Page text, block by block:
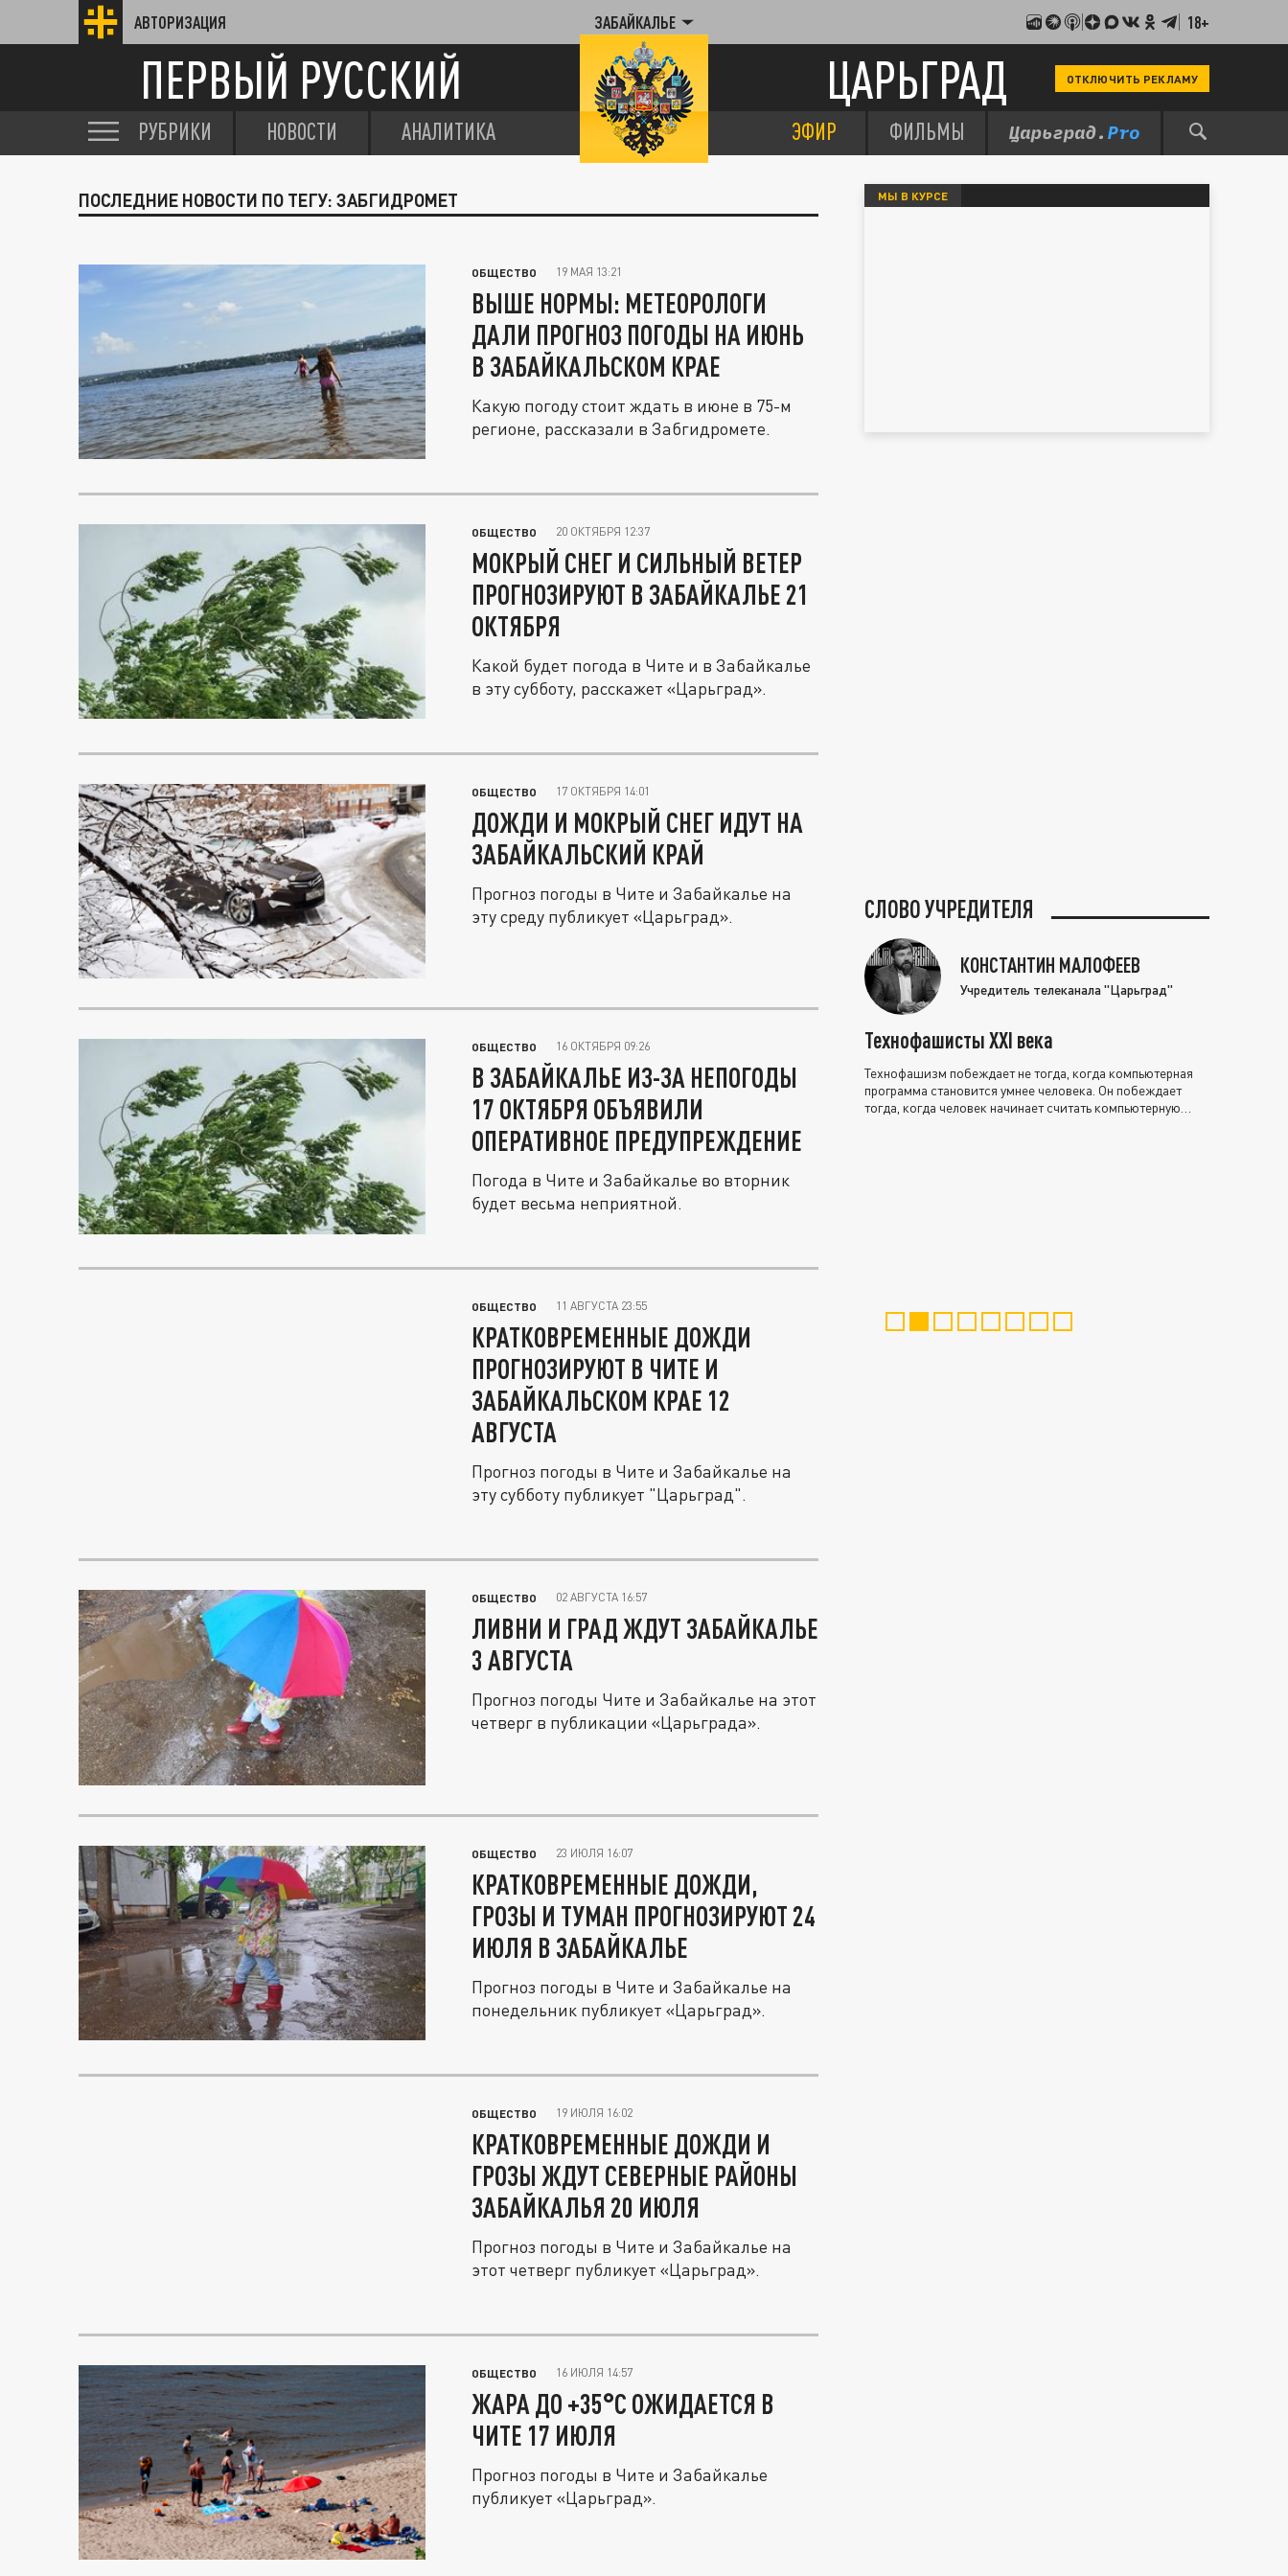
АВТОРИЗАЦИЯ ЗАБАЙКАЛЬЕ 18+
ПЕРВЫЙ РУССКИЙ ЦАРЬГРАД ОТКЛЮЧИТЬ РЕКЛАМУ
РУБРИКИ НОВОСТИ АНАЛИТИКА ЭФИР ФИЛЬМЫ
ПОСЛЕДНИЕ НОВОСТИ ПО ТЕГУ: ЗАБГИДРОМЕТ
ОБЩЕСТВО 19 МАЯ 13:21
ВЫШЕ НОРМЫ: МЕТЕОРОЛОГИ
ДАЛИ ПРОГНОЗ ПОГОДЫ НА ИЮНЬ
В ЗАБАЙКАЛЬСКОМ КРАЕ
Какую погоду стоит ждать в июне в 75-м
регионе, рассказали в Забгидромете.
ОБЩЕСТВО 20 ОКТЯБРЯ 12:37
МОКРЫЙ СНЕГ И СИЛЬНЫЙ ВЕТЕР
ПРОГНОЗИРУЮТ В ЗАБАЙКАЛЬЕ 21
ОКТЯБРЯ
Какой будет погода в Чите и в Забайкалье
в эту субботу, расскажет «Царьград».
ОБЩЕСТВО 17 ОКТЯБРЯ 14:01
ДОЖДИ И МОКРЫЙ СНЕГ ИДУТ НА
ЗАБАЙКАЛЬСКИЙ КРАЙ
Прогноз погоды в Чите и Забайкалье на
эту среду публикует «Царьград».
ОБЩЕСТВО 16 ОКТЯБРЯ 09:26
В ЗАБАЙКАЛЬЕ ИЗ-ЗА НЕПОГОДЫ
17 ОКТЯБРЯ ОБЪЯВИЛИ
ОПЕРАТИВНОЕ ПРЕДУПРЕЖДЕНИЕ
Погода в Чите и Забайкалье во вторник
будет весьма неприятной.
ОБЩЕСТВО 11 АВГУСТА 23:55
КРАТКОВРЕМЕННЫЕ ДОЖДИ
ПРОГНОЗИРУЮТ В ЧИТЕ И
ЗАБАЙКАЛЬСКОМ КРАЕ 12
АВГУСТА
Прогноз погоды в Чите и Забайкалье на
эту субботу публикует "Царьград".
ОБЩЕСТВО 02 АВГУСТА 16:57
ЛИВНИ И ГРАД ЖДУТ ЗАБАЙКАЛЬЕ
3 АВГУСТА
Прогноз погоды Чите и Забайкалье на этот
четверг в публикации «Царьграда».
ОБЩЕСТВО 23 ИЮЛЯ 16:07
КРАТКОВРЕМЕННЫЕ ДОЖДИ,
ГРОЗЫ И ТУМАН ПРОГНОЗИРУЮТ 24
ИЮЛЯ В ЗАБАЙКАЛЬЕ
Прогноз погоды в Чите и Забайкалье на
понедельник публикует «Царьград».
ОБЩЕСТВО 19 ИЮЛЯ 16:02
КРАТКОВРЕМЕННЫЕ ДОЖДИ И
ГРОЗЫ ЖДУТ СЕВЕРНЫЕ РАЙОНЫ
ЗАБАЙКАЛЬЯ 20 ИЮЛЯ
Прогноз погоды в Чите и Забайкалье на
этот четверг публикует «Царьград».
ОБЩЕСТВО 16 ИЮЛЯ 14:57
ЖАРА ДО +35°C ОЖИДАЕТСЯ В
ЧИТЕ 17 ИЮЛЯ
Прогноз погоды в Чите и Забайкалье
публикует «Царьград».
МЫ В КУРСЕ
СЛОВО УЧРЕДИТЕЛЯ
КОНСТАНТИН МАЛОФЕЕВ
Учредитель телеканала "Царьград"
Технофашисты XXI века
Технофашизм побеждает не тогда, когда компьютерная
программа становится умнее человека. Он побеждает
тогда, когда человек начинает считать компьютерную